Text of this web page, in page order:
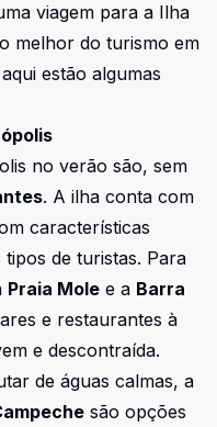
viagem para a Ilha
melhor do turismo em
estão algumas
no verão são, sem
. A ilha conta com
características
de turistas. Para
Praia Mole e a Barra
e restaurantes à
e descontraída.
de águas calmas, a
são opções